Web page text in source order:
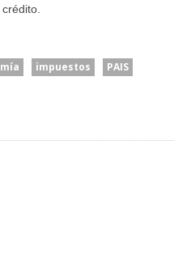
impuestos PAIS